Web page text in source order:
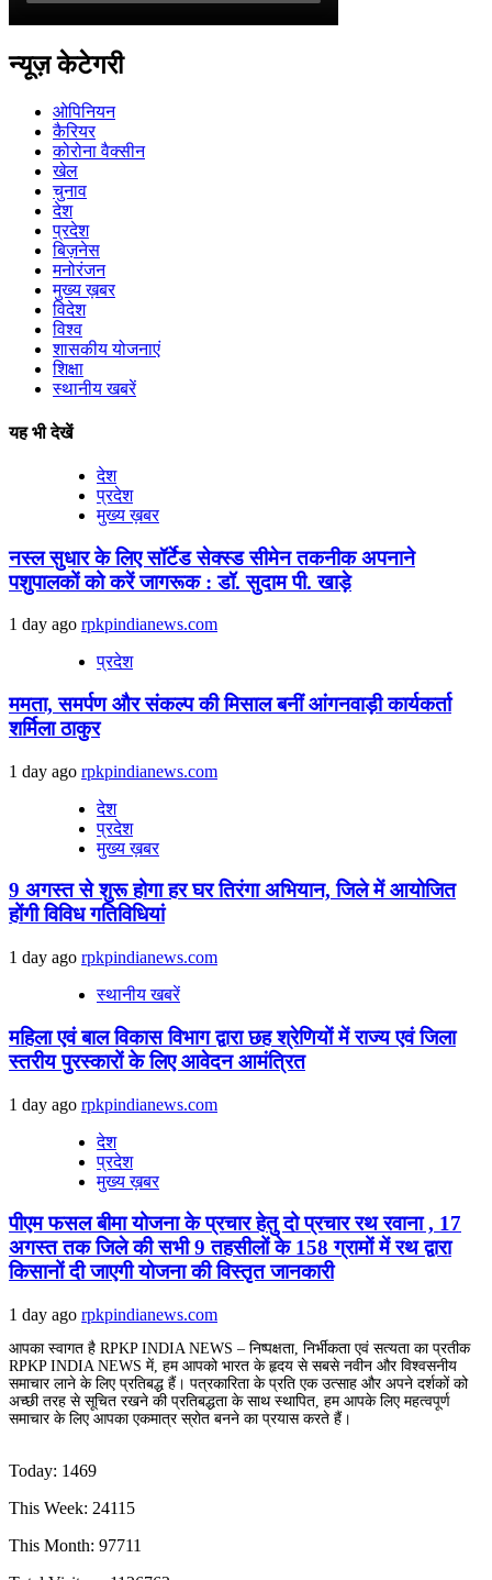
न्यूज़ केटेगरी
ओपिनियन
कैरियर
कोरोना वैक्सीन
खेल
चुनाव
देश
प्रदेश
बिज़नेस
मनोरंजन
मुख्य ख़बर
विदेश
विश्व
शासकीय योजनाएं
शिक्षा
स्थानीय खबरें
यह भी देखें
देश
प्रदेश
मुख्य ख़बर
नस्ल सुधार के लिए सॉर्टेड सेक्स्ड सीमेन तकनीक अपनाने
पशुपालकों को करें जागरूक : डॉ. सुदाम पी. खाड़े
1 day ago rpkpindianews.com
प्रदेश
ममता, समर्पण और संकल्प की मिसाल बनीं आंगनवाड़ी कार्यकर्ता
शर्मिला ठाकुर
1 day ago rpkpindianews.com
देश
प्रदेश
मुख्य ख़बर
9 अगस्‍त से शुरू होगा हर घर तिरंगा अभियान, जिले में आयोजित
होंगी विविध गतिविधियां
1 day ago rpkpindianews.com
स्थानीय खबरें
महिला एवं बाल विकास विभाग द्वारा छह श्रेणियों में राज्य एवं जिला
स्तरीय पुरस्कारों के लिए आवेदन आमंत्रित
1 day ago rpkpindianews.com
देश
प्रदेश
मुख्य ख़बर
पीएम फसल बीमा योजना के प्रचार हेतु दो प्रचार रथ रवाना , 17
अगस्त तक जिले की सभी 9 तहसीलों के 158 ग्रामों में रथ द्वारा
किसानों दी जाएगी योजना की विस्तृत जानकारी
1 day ago rpkpindianews.com
आपका स्वागत है RPKP INDIA NEWS – निष्पक्षता, निर्भीकता एवं सत्यता का प्रतीक
RPKP INDIA NEWS में, हम आपको भारत के हृदय से सबसे नवीन और विश्वसनीय
समाचार लाने के लिए प्रतिबद्ध हैं। पत्रकारिता के प्रति एक उत्साह और अपने दर्शकों को
अच्छी तरह से सूचित रखने की प्रतिबद्धता के साथ स्थापित, हम आपके लिए महत्वपूर्ण
समाचार के लिए आपका एकमात्र स्रोत बनने का प्रयास करते हैं।
Today: 1469
This Week: 24115
This Month: 97711